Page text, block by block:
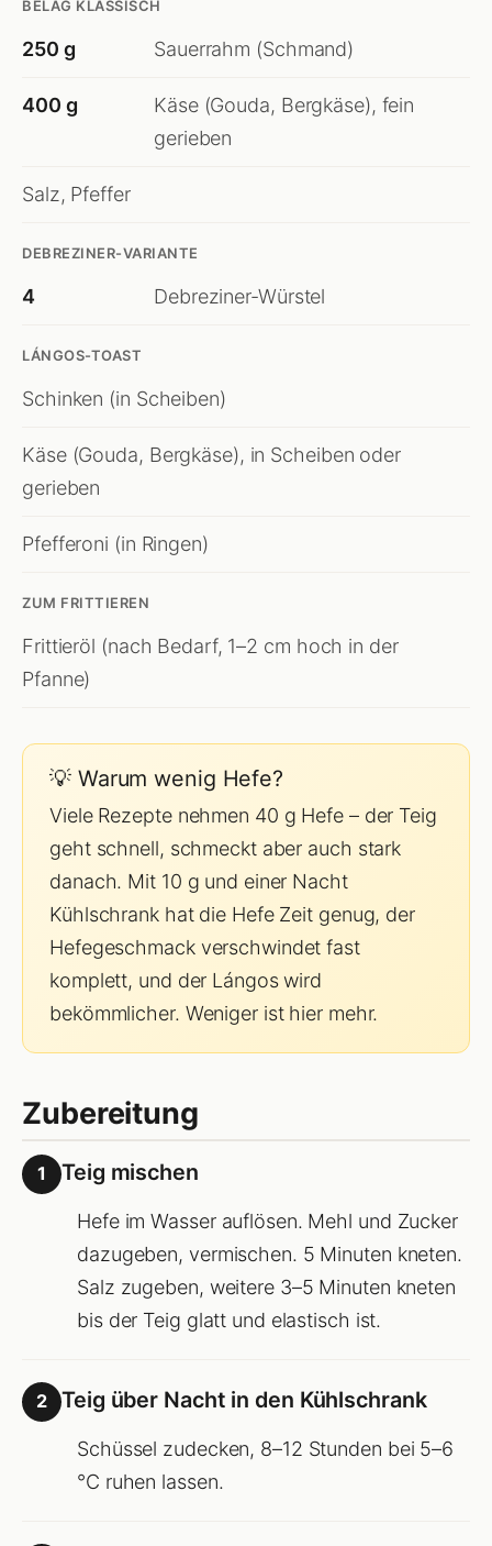
BELAG KLASSISCH
250 g Sauerrahm (Schmand)
400 g
Käse (Gouda, Bergkäse), fein
gerieben
Salz, Pfeffer
DEBREZINER-VARIANTE
4 Debreziner-Würstel
LÁNGOS-TOAST
Schinken (in Scheiben)
Käse (Gouda, Bergkäse), in Scheiben oder
gerieben
Pfefferoni (in Ringen)
ZUM FRITTIEREN
Frittieröl (nach Bedarf, 1–2 cm hoch in der
Pfanne)
💡 Warum wenig Hefe?
Viele Rezepte nehmen 40 g Hefe – der Teig
geht schnell, schmeckt aber auch stark
danach. Mit 10 g und einer Nacht
Kühlschrank hat die Hefe Zeit genug, der
Hefegeschmack verschwindet fast
komplett, und der Lángos wird
bekömmlicher. Weniger ist hier mehr.
Zubereitung
1 Teig mischen
Hefe im Wasser auflösen. Mehl und Zucker
dazugeben, vermischen. 5 Minuten kneten.
Salz zugeben, weitere 3–5 Minuten kneten
bis der Teig glatt und elastisch ist.
2 Teig über Nacht in den Kühlschrank
Schüssel zudecken, 8–12 Stunden bei 5–6
°C ruhen lassen.